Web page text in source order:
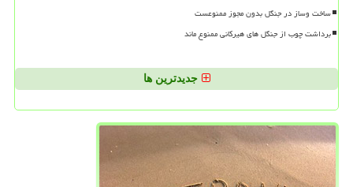
ساخت وساز در جنگل بدون مجوز ممنوعست
برداشت چوب از جنگل های هیرکانی ممنوع ماند
جدیدترین ها